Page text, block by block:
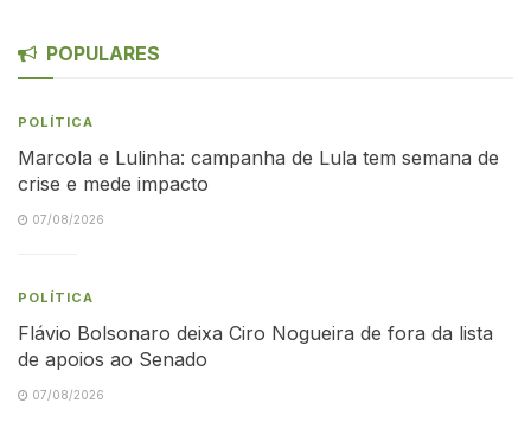
POPULARES
POLÍTICA
Marcola e Lulinha: campanha de Lula tem semana de
crise e mede impacto
07/08/2026
POLÍTICA
Flávio Bolsonaro deixa Ciro Nogueira de fora da lista
de apoios ao Senado
07/08/2026